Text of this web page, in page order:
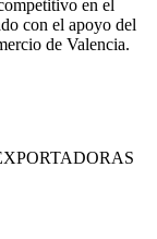
en el
con el apoyo del
de Valencia.